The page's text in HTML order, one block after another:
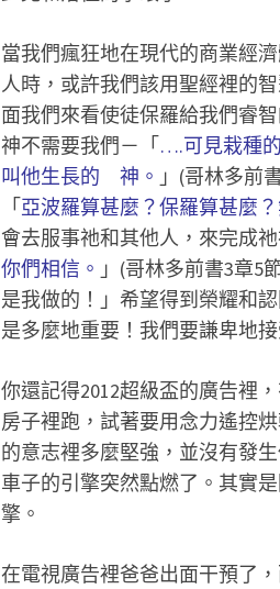
當我們瘋狂地在現代的商業經
人時，或許我們該用聖經裡的
面我們來看使徒保羅給我們睿
神不需要我們－「….可見栽種
叫他生長的 神。 」(哥林多前
「亞波羅算甚麼？保羅算甚麼
會去服事祂和其他人，來完成
你們相信。 」(哥林多前書3章5
是我做的！」希望得到榮耀和
是多麼地重要！我們要謙卑地
你還記得2012超級盃的廣告裡
房子裡跑，試著要用念力遙控
的意志裡多麼堅強，並沒有發
車子的引擎突然點燃了。其實
擎。
在電視廣告裡爸爸出面干預了